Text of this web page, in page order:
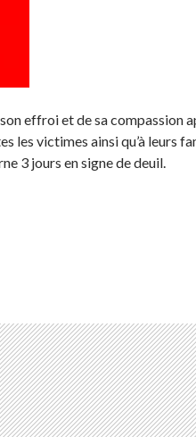
effroi et de sa compassion
les victimes ainsi qu’à leurs
3 jours en signe de deuil.